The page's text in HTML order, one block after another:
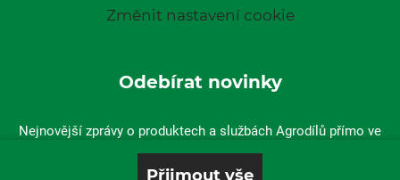
Změnit nastavení cookie
Odebírat novinky
Nejnovější zprávy o produktech a službách Agrodílů přímo ve
vaší doručené poště.